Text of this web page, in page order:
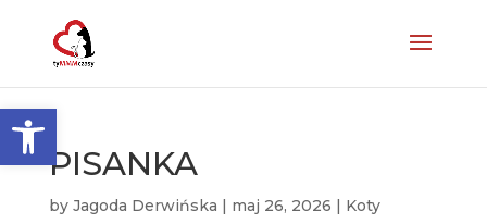
Otwórz pasek narzędzi
PISANKA
by Jagoda Derwińska | maj 26, 2026 | Koty